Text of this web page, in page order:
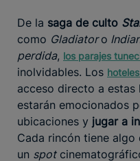
De la saga de culto
como Gladiatoro
perdida, los parajes
inolvidables. Los
acceso directo a estas
estarán emocionados
ubicaciones y jugar a
Cada rincón tiene
un spot